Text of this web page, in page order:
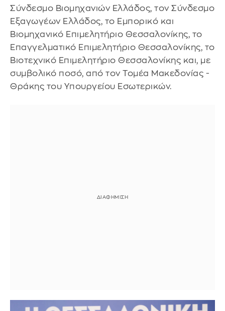
Σύνδεσμο Βιομηχανιών Ελλάδος, τον Σύνδεσμο
Εξαγωγέων Ελλάδος, το Εμπορικό και
Βιομηχανικό Επιμελητήριο Θεσσαλονίκης, το
Επαγγελματικό Επιμελητήριο Θεσσαλονίκης, το
Βιοτεχνικό Επιμελητήριο Θεσσαλονίκης και, με
συμβολικό ποσό, από τον Τομέα Μακεδονίας -
Θράκης του Υπουργείου Εσωτερικών.